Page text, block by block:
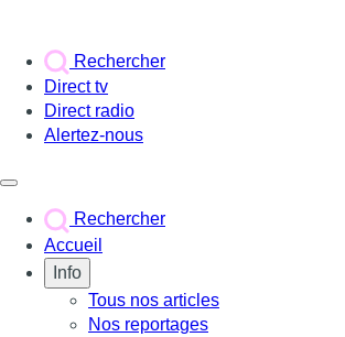
Rechercher
Direct tv
Direct radio
Alertez-nous
Rechercher
Accueil
Info
Tous nos articles
Nos reportages